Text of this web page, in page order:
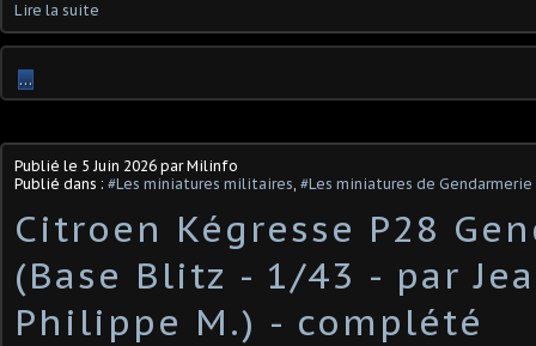
Lire la suite
…
Publié le 5 Juin 2026 par Milinfo
Publié dans : #Les miniatures militaires, #Les miniatures de Gendarmerie
Citroen Kégresse P28
(Base Blitz - 1/43 - par
Philippe M.) ​- complété